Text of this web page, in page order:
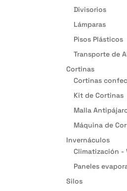
Divisorios
Lámparas
Pisos Plásticos
Transporte de
Cortinas
Cortinas
Kit de Cortinas
Malla
Máquina de
Invernáculos
Climatización -
Paneles
Silos